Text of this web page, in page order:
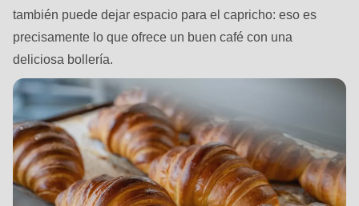
string
is
deprecated
in
Drupal\rondo_contact\ContactService-
>Drupal\rondo_contact\
{closure}
()
(line
también puede dejar espacio para el capricho: eso es
precisamente lo que ofrece un buen café con una
deliciosa bollería.